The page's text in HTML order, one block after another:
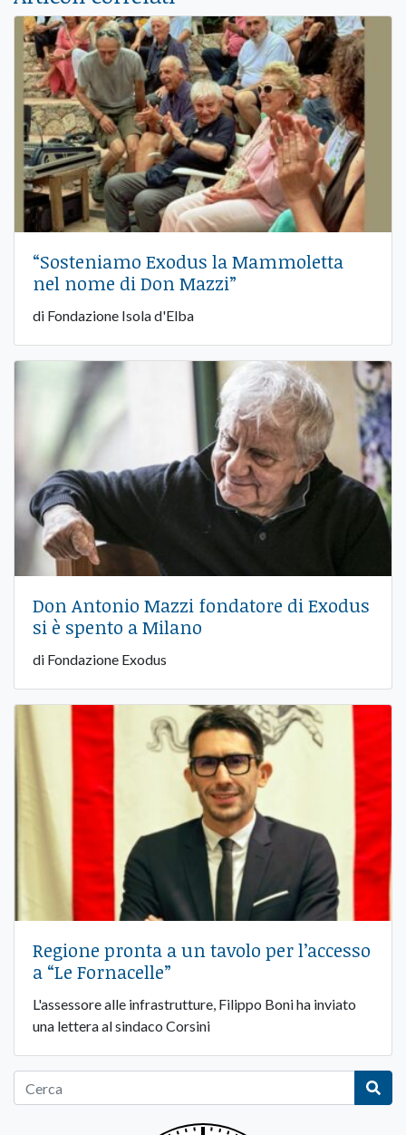
“Sosteniamo Exodus la Mammoletta
nel nome di Don Mazzi”
di Fondazione Isola d'Elba
Don Antonio Mazzi fondatore di Exodus
si è spento a Milano
di Fondazione Exodus
Regione pronta a un tavolo per l’accesso
a “Le Fornacelle”
L'assessore alle infrastrutture, Filippo Boni ha inviato
una lettera al sindaco Corsini